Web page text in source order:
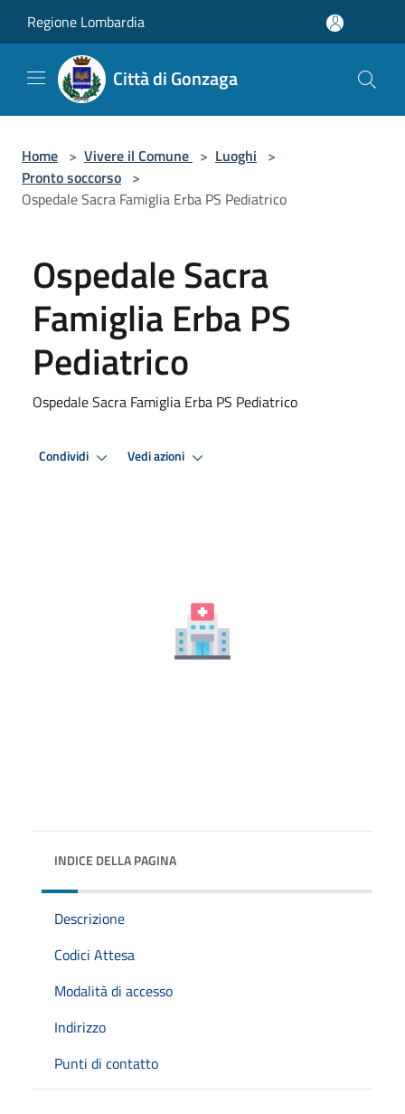
Regione Lombardia
Città di Gonzaga
Home > Vivere il Comune > Luoghi >
Pronto soccorso >
Ospedale Sacra Famiglia Erba PS Pediatrico
Ospedale Sacra
Famiglia Erba PS
Pediatrico
Ospedale Sacra Famiglia Erba PS Pediatrico
Condividi Vedi azioni
INDICE DELLA PAGINA
Descrizione
Codici Attesa
Modalità di accesso
Indirizzo
Punti di contatto